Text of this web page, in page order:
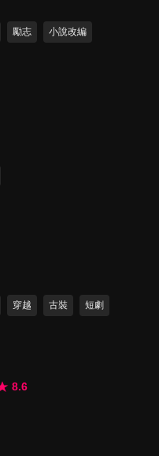
勵志 小說改編
穿越 古裝 短劇
8.6